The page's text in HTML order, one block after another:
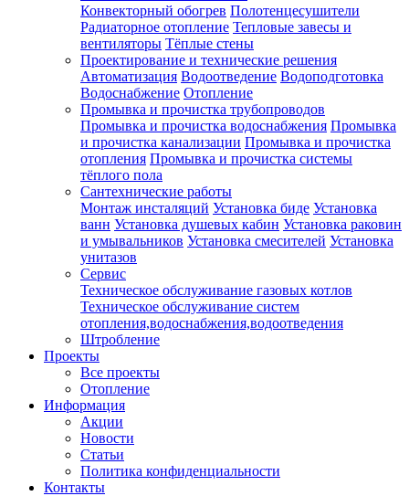
Конвекторный обогрев Полотенцесушители
Радиаторное отопление Тепловые завесы и
вентиляторы Тёплые стены
Проектирование и технические решения
Автоматизация Водоотведение Водоподготовка
Водоснабжение Отопление
Промывка и прочистка трубопроводов
Промывка и прочистка водоснабжения Промывка
и прочистка канализации Промывка и прочистка
отопления Промывка и прочистка системы
тёплого пола
Сантехнические работы
Монтаж инсталяций Установка биде Установка
ванн Установка душевых кабин Установка раковин
и умывальников Установка смесителей Установка
унитазов
Сервис
Техническое обслуживание газовых котлов
Техническое обслуживание систем
отопления,водоснабжения,водоотведения
Штробление
Проекты
Все проекты
Отопление
Информация
Акции
Новости
Статьи
Политика конфиденциальности
Контакты